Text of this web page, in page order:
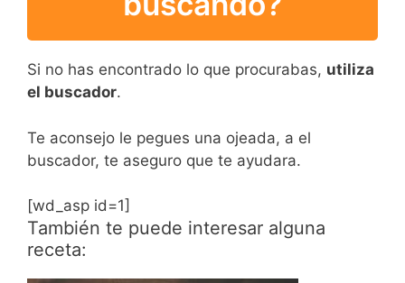
Si no has encontrado lo que procurabas, utiliza
el buscador.
Te aconsejo le pegues una ojeada, a el
buscador, te aseguro que te ayudara.
[wd_asp id=1]
También te puede interesar alguna
receta: